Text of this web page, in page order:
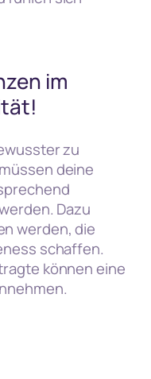
im
zu
deine
Dazu
werden, die
schaffen.
können eine